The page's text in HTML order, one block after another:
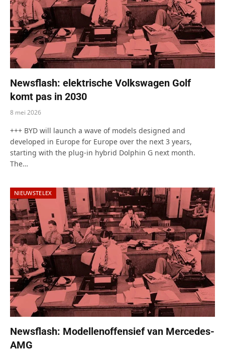
Newsflash: elektrische Volkswagen Golf
komt pas in 2030
8 mei 2026
+++ BYD will launch a wave of models designed and
developed in Europe for Europe over the next 3 years,
starting with the plug-in hybrid Dolphin G next month.
The…
NIEUWSTELEX
Newsflash: Modellenoffensief van Mercedes-
AMG